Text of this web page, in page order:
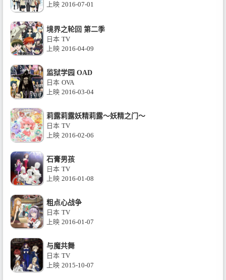
上映 2016-07-01
境界之轮回 第二季
日本 TV
上映 2016-04-09
监狱学园 OAD
日本 OVA
上映 2016-03-04
莉露莉露妖精莉露～妖精之门～
日本 TV
上映 2016-02-06
石膏男孩
日本 TV
上映 2016-01-08
粗点心战争
日本 TV
上映 2016-01-07
与魔共舞
日本 TV
上映 2015-10-07